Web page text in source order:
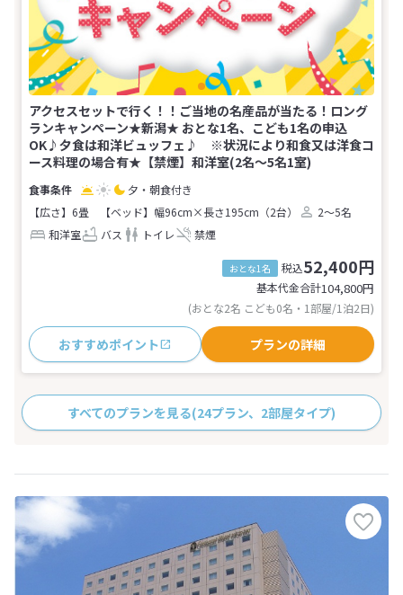
アクセスセットで行く！！ご当地の名産品が当たる！ロング
ランキャンペーン★新潟★ おとな1名、こども1名の申込
OK♪夕食は和洋ビュッフェ♪ ※状況により和食又は洋食コ
ース料理の場合有★【禁煙】和洋室(2名～5名1室)
夕・朝食付き
【広さ】6畳
【ベッド】幅96cm×長さ195cm（2台）
2～5名
和洋室
バス トイレ 禁煙
おとな1名 税込52,400円
基本代金合計104,800円
(おとな2名 こども0名・1部屋/1泊2日)
おすすめポイント プランの詳細
すべてのプランを見る(24プラン、2部屋タイプ)